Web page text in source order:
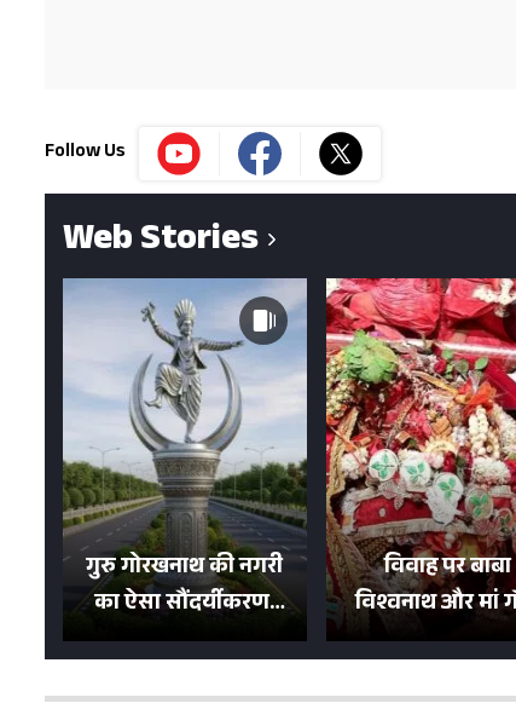
Follow Us
Web Stories
गुरु गोरखनाथ की नगरी
का ऐसा सौंदर्यीकरण!
मन मोह लेंगी शहर की
विवाह पर बाबा
विश्वनाथ और मां
को 6 लाख रुपये